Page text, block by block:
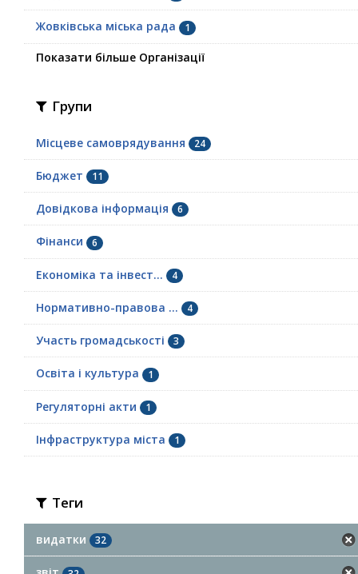
Жовківська міська рада 1
Показати більше Організації
Групи
Місцеве самоврядування 24
Бюджет 11
Довідкова інформація 6
Фінанси 6
Економіка та інвест... 4
Нормативно-правова ... 4
Участь громадськості 3
Освіта і культура 1
Регуляторні акти 1
Інфраструктура міста 1
Теги
видатки 32